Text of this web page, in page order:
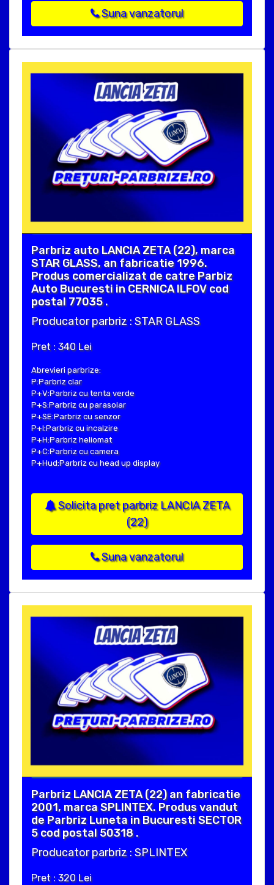
Suna vanzatorul
Parbriz auto LANCIA ZETA (22), marca
STAR GLASS, an fabricatie 1996.
Produs comercializat de catre Parbiz
Auto Bucuresti in CERNICA ILFOV cod
postal 77035 .
Producator parbriz : STAR GLASS
Pret : 340 Lei
Abrevieri parbrize:
P:Parbriz clar
P+V:Parbriz cu tenta verde
P+S:Parbriz cu parasolar
P+SE:Parbriz cu senzor
P+I:Parbriz cu incalzire
P+H:Parbriz heliomat
P+C:Parbriz cu camera
P+Hud:Parbriz cu head up display
Solicita pret parbriz LANCIA ZETA
(22)
Suna vanzatorul
Parbriz LANCIA ZETA (22) an fabricatie
2001, marca SPLINTEX. Produs vandut
de Parbriz Luneta in Bucuresti SECTOR
5 cod postal 50318 .
Producator parbriz : SPLINTEX
Pret : 320 Lei